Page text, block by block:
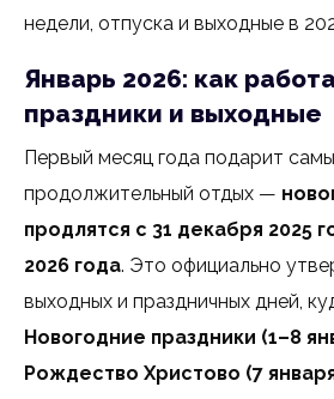
недели, отпуска и выходные в
Январь 2026: как
праздники и выходные
Первый месяц года подарит
продолжительный отдых —
продлятся с 31 декабря 2025
2026 года. Это официально
выходных и праздничных дней,
Новогодние праздники (1–8
Рождество Христово (7